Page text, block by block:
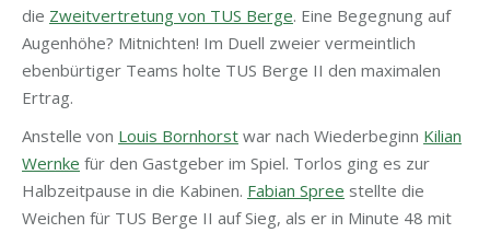
die Zweitvertretung von TUS Berge. Eine Begegnung auf
Augenhöhe? Mitnichten! Im Duell zweier vermeintlich
ebenbürtiger Teams holte TUS Berge II den maximalen
Ertrag.
Anstelle von Louis Bornhorst war nach Wiederbeginn Kilian
Wernke für den Gastgeber im Spiel. Torlos ging es zur
Halbzeitpause in die Kabinen. Fabian Spree stellte die
Weichen für TUS Berge II auf Sieg, als er in Minute 48 mit